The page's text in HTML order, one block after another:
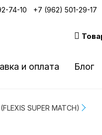
74-10 +7 (962) 501-29-17
и оплата Блог
SUPER MATCH)